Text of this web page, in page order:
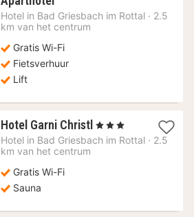
nacht
vanaf
€
Hotel in Bad Griesbach im Rottal · 2.5
km van het centrum
Gratis Wi-Fi
Fietsverhuur
Lift
Hotel Garni Christl 1
nacht
, 3 Sterren
Hotel in Bad Griesbach im Rottal · 2.5
km van het centrum
Gratis Wi-Fi
Sauna